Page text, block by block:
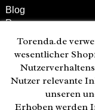
Blog
Presse
Partner
Versand und
Bestellung
Kunden-
(040) 244 249-49
Torenda.de
wesentlicher
Nutzer relevante
unseren
Erhoben werden